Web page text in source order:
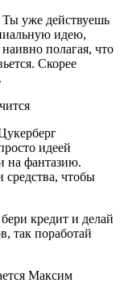
Ты уже действуешь
идею,
полагая, что
Скорее
идеей
на фантазию.
средства, чтобы
кредит и делай
так поработай
Максим